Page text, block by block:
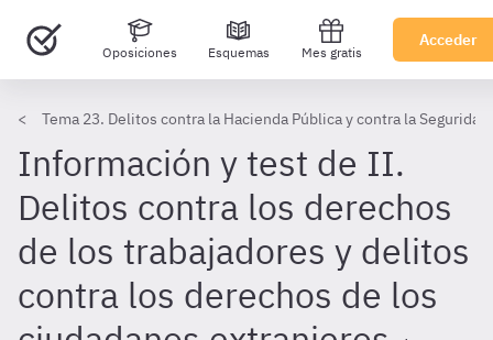
Oposiciones Esquemas Mes gratis
Acceder
Tema 23. Delitos contra la Hacienda Pública y contra la Seguridad
Información y test de II.
Delitos contra los derechos
de los trabajadores y delitos
contra los derechos de los